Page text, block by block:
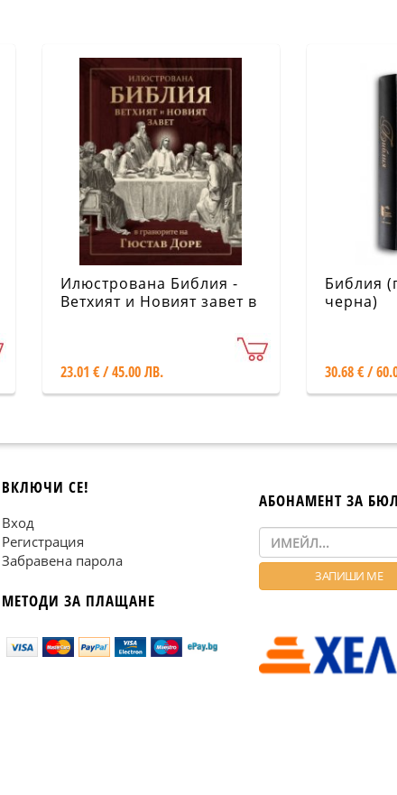
Илюстрована Библия -
Ветхият и Новият завет в
23.01 € / 45.00 ЛВ.
Библия
черна)
30.68 € /
ВКЛЮЧИ СЕ!
Вход
Регистрация
Забравена парола
МЕТОДИ ЗА ПЛАЩАНЕ
АБОНАМЕНТ ЗА